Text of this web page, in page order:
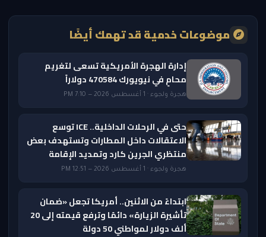
موضوعات خدمية قد تهمك أيضًا
إدارة الهجرة الأمريكية تسعى لتغريم
محامٍ في نيويورك 470584 دولاراً
هجرة ولجوء · 1 أغسطس 2026 — 7:10 PM
حتى في الرحلات الداخلية.. ICE توسع
الاعتقالات داخل المطارات وتستهدف بعض
منتظري الجرين كارد وتمديد الإقامة
هجرة ولجوء · 1 أغسطس 2026 — 12:51 PM
ابتداءً من الاثنين.. أمريكا تجعل «ضمان
تأشيرة الزيارة» دائمًا وترفع قيمته إلى 20
ألف دولار لمواطني 50 دولة